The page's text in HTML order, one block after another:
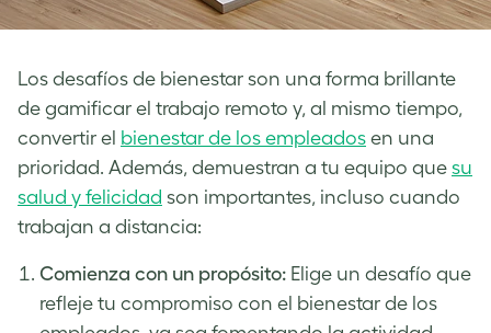
Los desafíos de bienestar son una forma brillante
de gamificar el trabajo remoto y, al mismo tiempo,
convertir el bienestar de los empleados en una
prioridad. Además, demuestran a tu equipo que su
salud y felicidad son importantes, incluso cuando
trabajan a distancia:
Comienza con un propósito: Elige un desafío que
refleje tu compromiso con el bienestar de los